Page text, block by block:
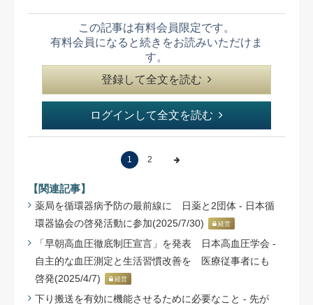
この記事は有料会員限定です。
有料会員になると続きをお読みいただけま
す。
登録して全文を読む
ログインして全文を読む
1 2
【関連記事】
薬局を循環器病予防の最前線に 日薬と2団体 - 日本循
環器協会の啓発活動に参加(2025/7/30)
経営
「早朝高血圧徹底制圧宣言」を発表 日本高血圧学会 -
自主的な血圧測定と生活習慣改善を 医療従事者にも
啓発(2025/4/7)
経営
下り搬送を有効に機能させるために必要なこと - 先が